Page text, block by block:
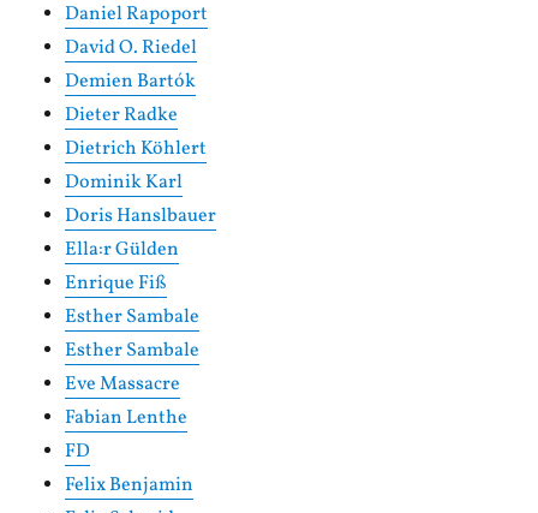
Daniel Rapoport
David O. Riedel
Demien Bartók
Dieter Radke
Dietrich Köhlert
Dominik Karl
Doris Hanslbauer
Ella:r Gülden
Enrique Fiß
Esther Sambale
Esther Sambale
Eve Massacre
Fabian Lenthe
FD
Felix Benjamin